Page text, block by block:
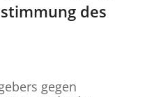
des
gegen